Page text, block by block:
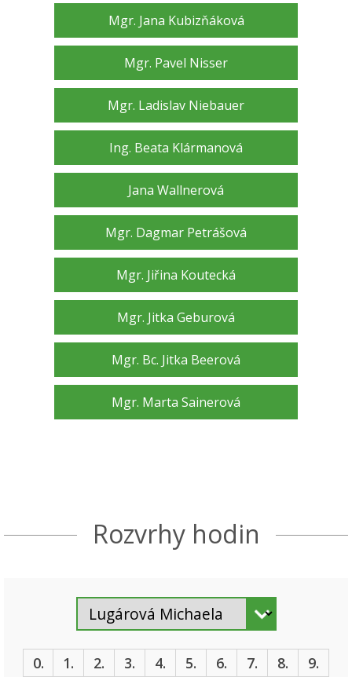
Mgr. Jana Kubizňáková
Mgr. Pavel Nisser
Mgr. Ladislav Niebauer
Ing. Beata Klármanová
Jana Wallnerová
Mgr. Dagmar Petrášová
Mgr. Jiřina Koutecká
Mgr. Jitka Geburová
Mgr. Bc. Jitka Beerová
Mgr. Marta Sainerová
Rozvrhy hodin
0. 1. 2. 3. 4. 5. 6. 7. 8. 9.